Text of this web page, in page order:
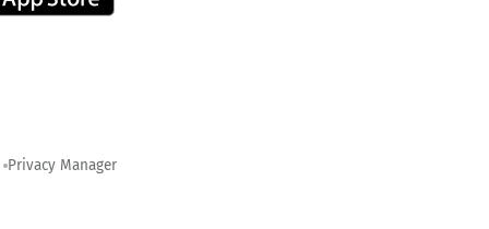
Privacy Manager